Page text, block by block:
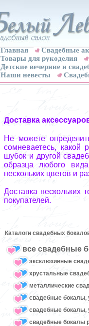
Главная
Свадебные
Товары для рукоделия
Детские вечерние и
Наши невесты
Доставка
Не можете
сомневаетесь, какой
шубок и другой
образца любого
нескольких цветов и
Доставка нескольких
покупателей.
Каталоги свадебных
все свадебные
эксклюзивные
хрустальные
металлические
свадебные бокалы,
свадебные бокалы,
свадебные бокалы